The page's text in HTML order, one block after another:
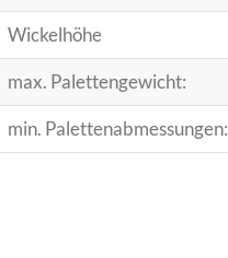
Wickelhöhe
max. Palettengewicht:
min. Palettenabmessungen: